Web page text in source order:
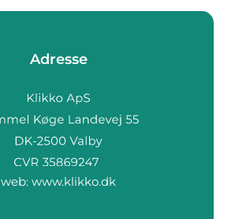
Adresse
web: www.klikko.dk